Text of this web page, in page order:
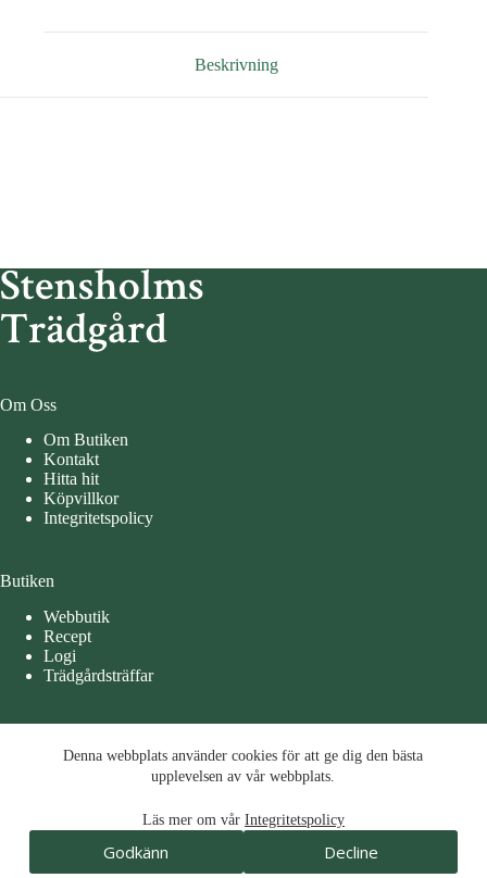
Denna webbplats använder cookies för att ge dig den bästa
upplevelsen av vår webbplats.
Läs mer om vår Integritetspolicy
Godkänn Decline
Beskrivning
Om Oss
Om Butiken
Kontakt
Hitta hit
Köpvillkor
Integritetspolicy
Butiken
Webbutik
Recept
Logi
Trädgårdsträffar
Måndag – Tisdag 10-15
Torsdag – Fredag 10 – 17
Denna webbplats använder cookies för att ge dig den bästa
Läs mer om vårIntegritetspolicy
Godkänn Decline